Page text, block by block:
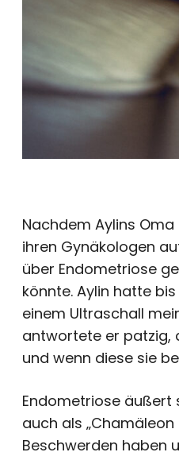
Nachdem Aylins
ihren Gynäkologen
über Endometriose
könnte. Aylin hatte
einem Ultraschall
antwortete er patzig,
und wenn diese sie
Endometriose äußert
auch als
Beschwerden haben